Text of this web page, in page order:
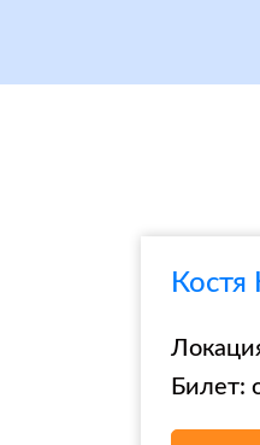
Билет: